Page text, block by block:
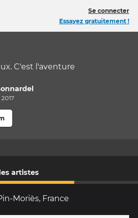
Se connecter
Essayez gratuitement !
C'est l'aventure
artistes
Moriès, France